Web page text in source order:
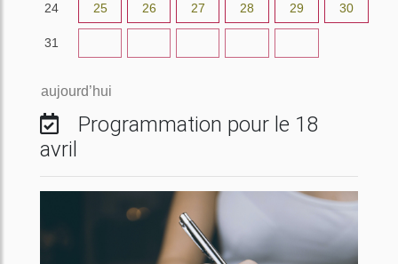
24 25 26 27 28 29 30
31
aujourd’hui
Programmation pour le 18
avril